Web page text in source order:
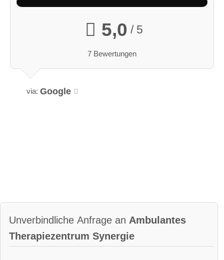
5,0 / 5
7 Bewertungen
via: Google
Unverbindliche Anfrage an Ambulantes
Therapiezentrum Synergie